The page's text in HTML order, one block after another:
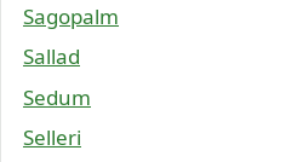
Sagopalm
Sallad
Sedum
Selleri